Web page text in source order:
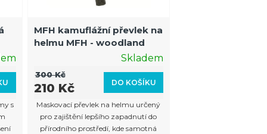
d
k
t
ů
s
MFH kamuflážní převlek na
helmu MFH - woodland
Skladem
DO KOŠÍKU
210 Kč
300 Kč
Maskovací převlek na helmu určený
pro zajištění lepšího zapadnutí do
přírodního prostředí, kde samotná